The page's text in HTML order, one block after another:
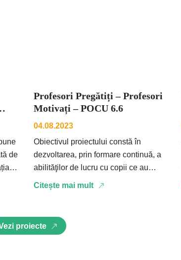
de
cu
Profesori Pregătiți – Profesori
Motivați – POCU 6.6
04.08.2023
Obiectivul proiectului constă în
dezvoltarea, prin formare continuă, a
abilităţilor de lucru cu copii ce au
cerinţe educaţionale speciale, pentru
Citește mai mult
proiecte